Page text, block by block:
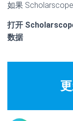
如果
打开
数据